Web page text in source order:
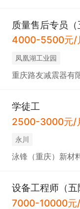
质量售后专员（
4000-5500元/
凤凰湖工业园
重庆路友减震器有
学徒工
2500-3000元/
永川
泳锋（重庆）新材
设备工程师（五
7000-10000元